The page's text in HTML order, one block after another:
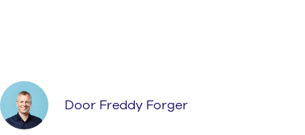
Door Freddy Forger